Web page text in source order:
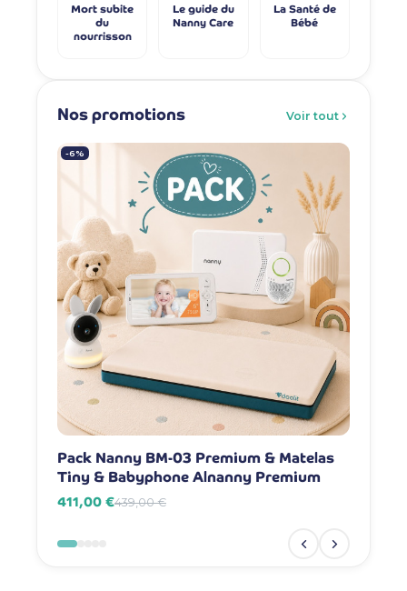
Mort subite
du
nourrisson
Le guide du
Nanny Care
La Santé de
Bébé
Nos promotions Voir tout
-6%
Pack Nanny BM-03 Premium & Matelas
Tiny & Babyphone Alnanny Premium
411,00 €439,00 €